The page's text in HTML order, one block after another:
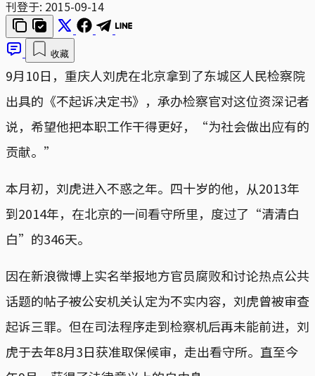
刊登于: 2015-09-14
收藏
9月10日，重庆人刘虎在北京拿到了东城区人民检察院
出具的《不起诉决定书》，承办检察官对这位资深记者
说，希望他把本职工作干得更好，“为社会做出应有的
贡献。”
本月初，刘虎进入不惑之年。四十岁的他，从2013年
到2014年，在北京的一间看守所里，度过了“清清白
白”的346天。
因在新浪微博上实名举报地方官员腐败和讨论热点公共
话题的帖子被公安机关认定为不实内容，刘虎曾被审查
起诉三罪。但在司法程序走到检察机后再未能前进，刘
虎于去年8月3日获准取保候审，走出看守所。直至今